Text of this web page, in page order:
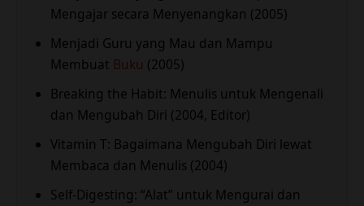
Mengajar secara Menyenangkan (2005)
Menjadi Guru yang Mau dan Mampu
Membuat Buku (2005)
Breaking the Habit: Menulis untuk Mengenali
dan Mengubah Diri (2004, Editor)
Vitamin T: Bagaimana Mengubah Diri lewat
Membaca dan Menulis (2004)
Self-Digesting: “Alat” untuk Mengurai dan